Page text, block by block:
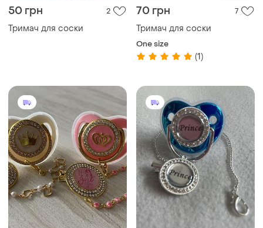
50 грн 2
Тримач для соски
70 грн 7
Тримач для соски
One size
(1)